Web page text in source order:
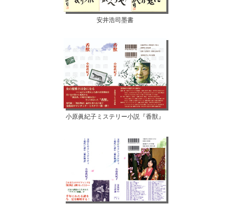
安井浩司墨書
小原眞紀子ミステリー小説『香獣』